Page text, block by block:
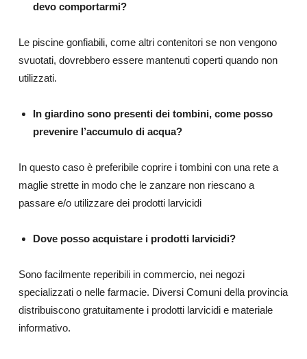
devo comportarmi?
Le piscine gonfiabili, come altri contenitori se non vengono
svuotati, dovrebbero essere mantenuti coperti quando non
utilizzati.
In giardino sono presenti dei tombini, come posso
prevenire l’accumulo di acqua?
In questo caso è preferibile coprire i tombini con una rete a
maglie strette in modo che le zanzare non riescano a
passare e/o utilizzare dei prodotti larvicidi
Dove posso acquistare i prodotti larvicidi?
Sono facilmente reperibili in commercio, nei negozi
specializzati o nelle farmacie. Diversi Comuni della provincia
distribuiscono gratuitamente i prodotti larvicidi e materiale
informativo.